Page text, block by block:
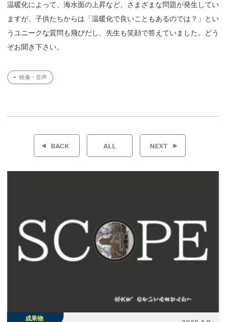
温暖化によって、海水面の上昇など、さまざまな問題が発生してい
ますが、子供たちからは「温暖化で良いこともあるのでは？」とい
うユニークな質問も飛びだし、先生も笑顔で答えていました。どう
ぞお聞き下さい。
映像・音声
投
ー
シ
ョ
BACK ALL NEXT
成果物